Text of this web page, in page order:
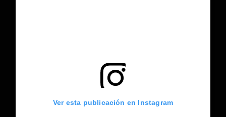
Ver esta publicación en Instagram